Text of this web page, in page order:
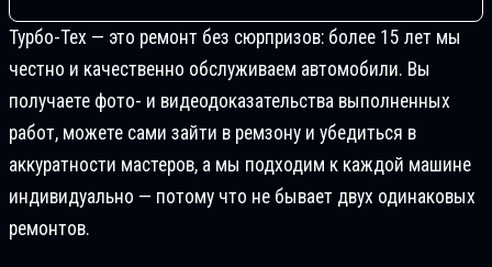
Турбо-Тех — это ремонт без сюрпризов: более 15 лет мы
честно и качественно обслуживаем автомобили. Вы
получаете фото- и видеодоказательства выполненных
работ, можете сами зайти в ремзону и убедиться в
аккуратности мастеров, а мы подходим к каждой машине
индивидуально — потому что не бывает двух одинаковых
ремонтов.